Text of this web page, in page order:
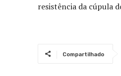
resistência da cúpula
Compartilhado